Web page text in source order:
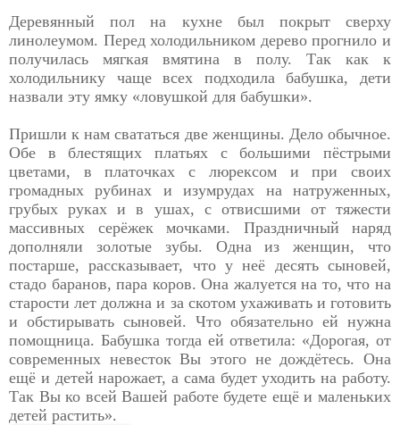
Деревянный пол на кухне был покрыт сверху
линолеумом. Перед холодильником дерево прогнило и
получилась мягкая вмятина в полу. Так как к
холодильнику чаще всех подходила бабушка, дети
назвали эту ямку «ловушкой для бабушки».
Пришли к нам свататься две женщины. Дело обычное.
Обе в блестящих платьях с большими пёстрыми
цветами, в платочках с люрексом и при своих
громадных рубинах и изумрудах на натруженных,
грубых руках и в ушах, с отвисшими от тяжести
массивных серёжек мочками. Праздничный наряд
дополняли золотые зубы. Одна из женщин, что
постарше, рассказывает, что у неё десять сыновей,
стадо баранов, пара коров. Она жалуется на то, что на
старости лет должна и за скотом ухаживать и готовить
и обстирывать сыновей. Что обязательно ей нужна
помощница. Бабушка тогда ей ответила: «Дорогая, от
современных невесток Вы этого не дождётесь. Она
ещё и детей нарожает, а сама будет уходить на работу.
Так Вы ко всей Вашей работе будете ещё и маленьких
детей растить».